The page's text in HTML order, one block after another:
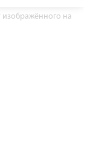
изображённого на